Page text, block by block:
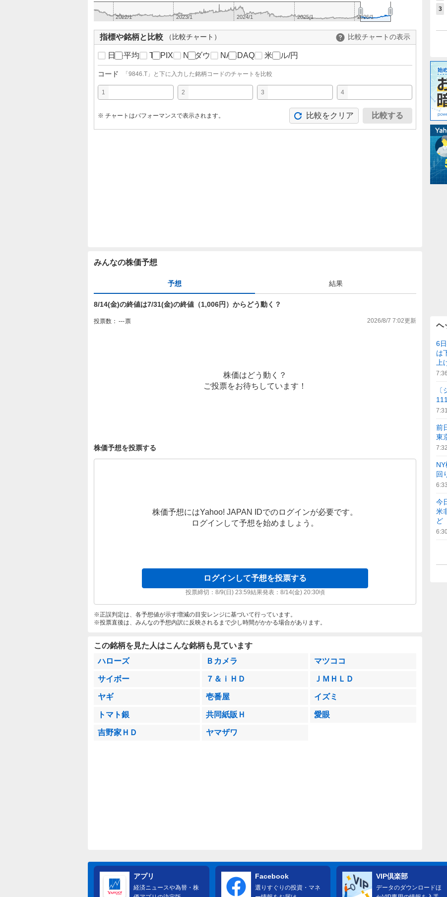
2023/1 2025/1
2022/1 2024/1 2026/1
指標や銘柄と比較 （比較チャート） 比較チャートの表示
日経平均 TOPIX NYダウ NASDAQ 米ドル/円
コード 「 9846.T 」と下に入力した銘柄コードのチャートを比較
1 2 3 4
※ チャートはパフォーマンスで表示されます。 比較をクリア 比較する
みんなの株価予想
予想 結果
8/14(金)の終値は7/31(金)の終値（1,006円）からどう動く？
投票数： ---票 2026/8/7 7:02更新
株価はどう動く？
ご投票をお待ちしています！
株価予想を投票する
株価予想にはYahoo! JAPAN IDでのログインが必要です。
ログインして予想を始めましょう。
ログインして予想を投票する
投票締切： 8/9(日) 23:59結果発表： 8/14(金) 20:30頃
正誤判定は、各予想値が示す増減の目安レンジに基づいて行っています。
投票直後は、みんなの予想内訳に反映されるまで少し時間がかかる場合があります。
この銘柄を見た人はこんな銘柄も見ています
ハローズ
Ｂカメラ マツココ
サイボー ７＆ｉＨＤ ＪＭＨＬＤ
ヤギ 壱番屋 イズミ
トマト銀 共同紙販Ｈ 愛眼
吉野家ＨＤ ヤマザワ
3
ヘ
6
は
7:36
7:31
前
東
7:32
回
6:33
今
米
ど
アプリ
経済ニュースや為替・株
Facebook
選りすぐりの投資・マネ
VIP倶楽部
データのダウンロードほ